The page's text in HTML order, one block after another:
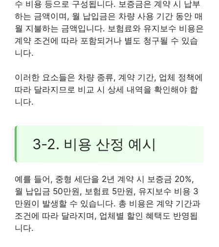
수 비용 등으로 구성됩니다. 보증금은 계약 시 납부
하는 금액이며, 월 납입금은 차량 사용 기간 동안 매
월 지불하는 금액입니다. 보험료와 유지보수 비용은
계약 조건에 따라 포함되거나 별도 청구될 수 있습
니다.
이러한 요소들은 차량 종류, 계약 기간, 업체 정책에
따라 달라지므로 비교 시 상세 내역을 확인해야 합
니다.
3-2. 비용 산정 예시
예를 들어, 중형 세단을 2년 계약 시 보증금 20%,
월 납입금 50만원, 보험료 5만원, 유지보수 비용 3
만원이 발생할 수 있습니다. 총 비용은 계약 기간과
조건에 따라 달라지며, 업체별 할인 혜택도 반영됩
니다.